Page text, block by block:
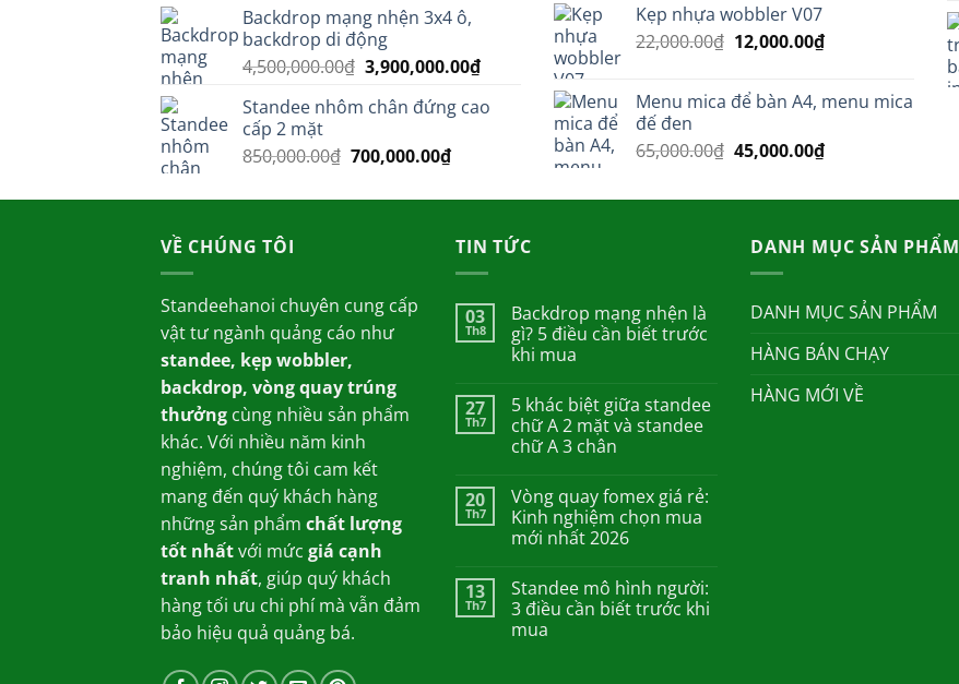
là:
290,000.00₫.
tại
230,000.00₫.
Backdrop mạng nhện 3x4 ô,
backdrop di động
4,500,000.00₫ Giá
là:
3,900,000.00₫Giá
tại
3,900,000.00₫.
Standee nhôm chân đứng cao
cấp 2 mặt
850,000.00₫ Giá
là:
700,000.00₫Giá
tại
700,000.00₫.
470,000.00₫.
Kẹp nhựa wobbler V07
22,000.00₫ Giá
là:
22,000.00₫.
12,000.00₫Giá
là:
Menu mica để bàn A4, menu mica
đế đen
65,000.00₫ Giá
là:
45,000.00₫Giá
tại
45,000.00₫.
VỀ CHÚNG TÔI
Standeehanoi chuyên cung cấp
vật tư ngành quảng cáo như
standee, kẹp wobbler,
backdrop, vòng quay trúng
thưởng cùng nhiều sản phẩm
khác. Với nhiều năm kinh
nghiệm, chúng tôi cam kết
mang đến quý khách hàng
những sản phẩm chất lượng
tốt nhấtvới mức giá cạnh
tranh nhất, giúp quý khách
hàng tối ưu chi phí mà vẫn đảm
bảo hiệu quả quảng bá.
TIN TỨC
03
Th8
Backdrop mạng nhện là
gì? 5 điều cần biết trước
khi mua
27
Th7
5 khác biệt giữa standee
chữ A 2 mặt và standee
chữ A 3 chân
20
Th7
Vòng quay fomex giá rẻ:
Kinh nghiệm chọn mua
mới nhất 2026
13
Th7
Standee mô hình người:
3 điều cần biết trước khi
mua
DANH MỤC SẢN PHẨM
DANH MỤC SẢN PHẨM
HÀNG BÁN CHẠY
HÀNG MỚI VỀ